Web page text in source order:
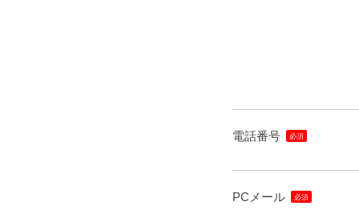
電話番号
PCメール